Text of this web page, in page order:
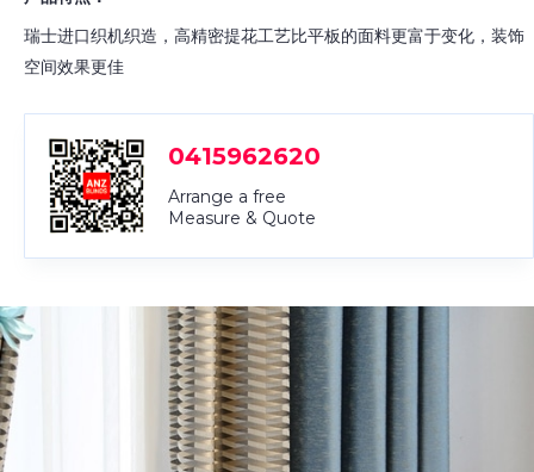
瑞士进口织机织造，高精密提花工艺比平板的面料更富于变化，装饰
空间效果更佳
0415962620
Arrange a free
Measure & Quote